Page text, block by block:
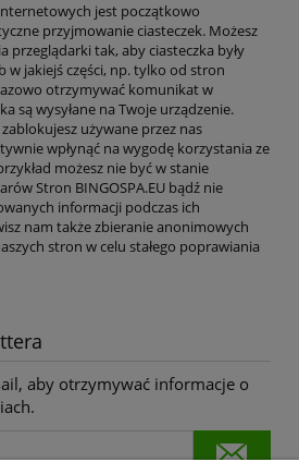
jest początkowo
przyjmowanie ciasteczek. Możesz
przeglądarki tak, aby ciasteczka były
w jakiejś części, np. tylko od stron
otrzymywać komunikat w
są wysyłane na Twoje urządzenie.
używane przez nas
wpłynąć na wygodę korzystania ze
możesz nie być w stanie
Stron BINGOSPA.EU bądź nie
informacji podczas ich
nam także zbieranie anonimowych
stron w celu stałego poprawiania
aby otrzymywać informacje o